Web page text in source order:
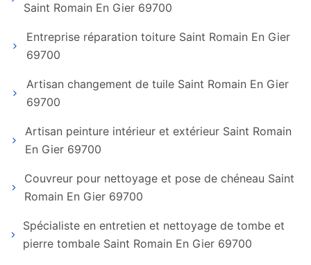
Saint Romain En Gier 69700
Entreprise réparation toiture Saint Romain En Gier
69700
Artisan changement de tuile Saint Romain En Gier
69700
Artisan peinture intérieur et extérieur Saint Romain
En Gier 69700
Couvreur pour nettoyage et pose de chéneau Saint
Romain En Gier 69700
Spécialiste en entretien et nettoyage de tombe et
pierre tombale Saint Romain En Gier 69700